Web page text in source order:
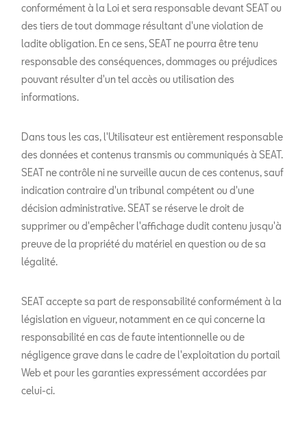
conformément à la Loi et sera responsable devant SEAT ou
des tiers de tout dommage résultant d'une violation de
ladite obligation. En ce sens, SEAT ne pourra être tenu
responsable des conséquences, dommages ou préjudices
pouvant résulter d'un tel accès ou utilisation des
informations.
Dans tous les cas, l'Utilisateur est entièrement responsable
des données et contenus transmis ou communiqués à SEAT.
SEAT ne contrôle ni ne surveille aucun de ces contenus, sauf
indication contraire d'un tribunal compétent ou d'une
décision administrative. SEAT se réserve le droit de
supprimer ou d'empêcher l'affichage dudit contenu jusqu'à
preuve de la propriété du matériel en question ou de sa
légalité.
SEAT accepte sa part de responsabilité conformément à la
législation en vigueur, notamment en ce qui concerne la
responsabilité en cas de faute intentionnelle ou de
négligence grave dans le cadre de l'exploitation du portail
Web et pour les garanties expressément accordées par
celui-ci.